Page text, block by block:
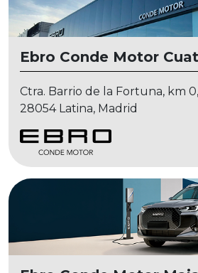
Ebro Conde Motor
Ctra. Barrio de la Fortuna, km
28054 Latina, Madrid